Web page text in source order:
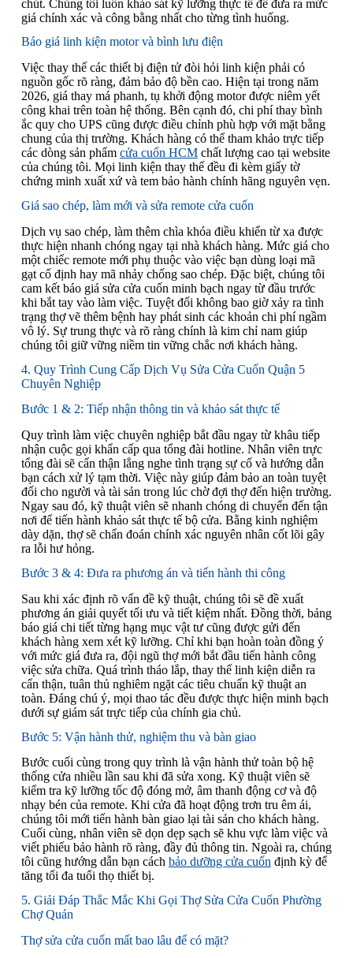
chút. Chúng tôi luôn khảo sát kỹ lưỡng thực tế để đưa ra mức
giá chính xác và công bằng nhất cho từng tình huống.
Báo giá linh kiện motor và bình lưu điện
Việc thay thế các thiết bị điện tử đòi hỏi linh kiện phải có
nguồn gốc rõ ràng, đảm bảo độ bền cao. Hiện tại trong năm
2026, giá thay má phanh, tụ khởi động motor được niêm yết
công khai trên toàn hệ thống. Bên cạnh đó, chi phí thay bình
ắc quy cho UPS cũng được điều chỉnh phù hợp với mặt bằng
chung của thị trường. Khách hàng có thể tham khảo trực tiếp
các dòng sản phẩm cửa cuốn HCMchất lượng cao tại website
của chúng tôi. Mọi linh kiện thay thế đều đi kèm giấy tờ
chứng minh xuất xứ và tem bảo hành chính hãng nguyên vẹn.
Giá sao chép, làm mới và sửa remote cửa cuốn
Dịch vụ sao chép, làm thêm chìa khóa điều khiển từ xa được
thực hiện nhanh chóng ngay tại nhà khách hàng. Mức giá cho
một chiếc remote mới phụ thuộc vào việc bạn dùng loại mã
gạt cố định hay mã nhảy chống sao chép. Đặc biệt, chúng tôi
cam kết báo giá sửa cửa cuốn minh bạch ngay từ đầu trước
khi bắt tay vào làm việc. Tuyệt đối không bao giờ xảy ra tình
trạng thợ vẽ thêm bệnh hay phát sinh các khoản chi phí ngầm
vô lý. Sự trung thực và rõ ràng chính là kim chỉ nam giúp
chúng tôi giữ vững niềm tin vững chắc nơi khách hàng.
4. Quy Trình Cung Cấp Dịch Vụ Sửa Cửa Cuốn Quận 5
Chuyên Nghiệp
Bước 1 & 2: Tiếp nhận thông tin và khảo sát thực tế
Quy trình làm việc chuyên nghiệp bắt đầu ngay từ khâu tiếp
nhận cuộc gọi khẩn cấp qua tổng đài hotline. Nhân viên trực
tổng đài sẽ cẩn thận lắng nghe tình trạng sự cố và hướng dẫn
bạn cách xử lý tạm thời. Việc này giúp đảm bảo an toàn tuyệt
đối cho người và tài sản trong lúc chờ đợi thợ đến hiện trường.
Ngay sau đó, kỹ thuật viên sẽ nhanh chóng di chuyển đến tận
nơi để tiến hành khảo sát thực tế bộ cửa. Bằng kinh nghiệm
dày dặn, thợ sẽ chẩn đoán chính xác nguyên nhân cốt lõi gây
ra lỗi hư hỏng.
Bước 3 & 4: Đưa ra phương án và tiến hành thi công
Sau khi xác định rõ vấn đề kỹ thuật, chúng tôi sẽ đề xuất
phương án giải quyết tối ưu và tiết kiệm nhất. Đồng thời, bảng
báo giá chi tiết từng hạng mục vật tư cũng được gửi đến
khách hàng xem xét kỹ lưỡng. Chỉ khi bạn hoàn toàn đồng ý
với mức giá đưa ra, đội ngũ thợ mới bắt đầu tiến hành công
việc sửa chữa. Quá trình tháo lắp, thay thế linh kiện diễn ra
cẩn thận, tuân thủ nghiêm ngặt các tiêu chuẩn kỹ thuật an
toàn. Đáng chú ý, mọi thao tác đều được thực hiện minh bạch
dưới sự giám sát trực tiếp của chính gia chủ.
Bước 5: Vận hành thử, nghiệm thu và bàn giao
Bước cuối cùng trong quy trình là vận hành thử toàn bộ hệ
thống cửa nhiều lần sau khi đã sửa xong. Kỹ thuật viên sẽ
kiểm tra kỹ lưỡng tốc độ đóng mở, âm thanh động cơ và độ
nhạy bén của remote. Khi cửa đã hoạt động trơn tru êm ái,
chúng tôi mới tiến hành bàn giao lại tài sản cho khách hàng.
Cuối cùng, nhân viên sẽ dọn dẹp sạch sẽ khu vực làm việc và
viết phiếu bảo hành rõ ràng, đầy đủ thông tin. Ngoài ra, chúng
tôi cũng hướng dẫn bạn cách bảo dưỡng cửa cuốnđịnh kỳ để
tăng tối đa tuổi thọ thiết bị.
5. Giải Đáp Thắc Mắc Khi Gọi Thợ Sửa Cửa Cuốn Phường
Chợ Quán
Thợ sửa cửa cuốn mất bao lâu để có mặt?